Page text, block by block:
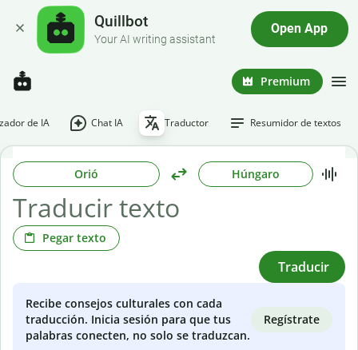
Quillbot
Your AI writing assistant
Open App
Premium
de IA Chat IA Traductor Resumidor de textos
Orió Húngaro
Pegar texto
Traducir
Recibe consejos culturales con cada
traducción. Inicia sesión para que tus
palabras conecten, no solo se traduzcan.
Regístrate